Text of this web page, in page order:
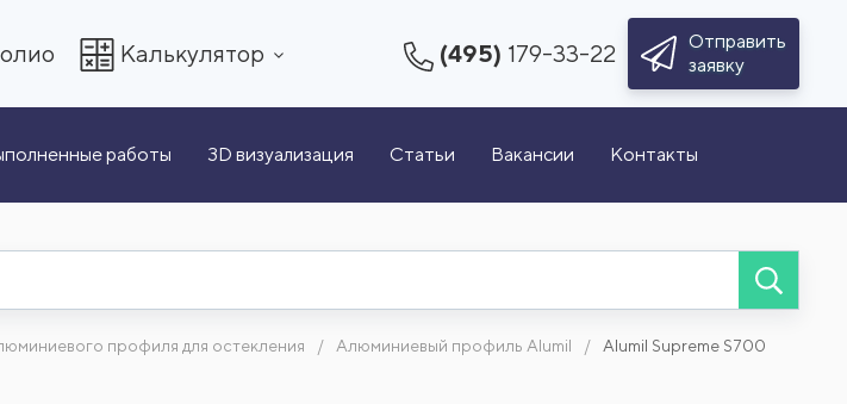
Калькулятор (495) 179-33-22
Отправить
заявку
работы 3D визуализация Статьи Вакансии Контакты
профиля для остекления Алюминиевый профиль Alumil Alumil Supreme S700